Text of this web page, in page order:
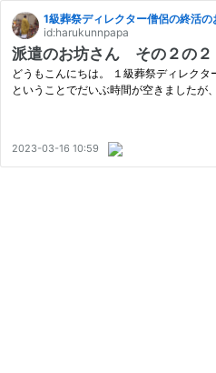
1級葬祭ディレクター僧侶の終活の
id:harukunnpapa
派遣のお坊さん その２の
どうもこんにちは。 １級葬祭ディレク
ということでだいぶ時間が空きました
2023-03-16 10:59